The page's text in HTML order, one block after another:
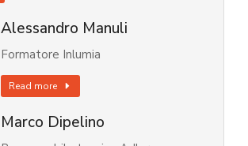
Alessandro Manuli
Formatore Inlumia
Read more
Marco Dipelino